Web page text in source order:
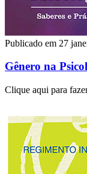
Publicado em 27
Gênero na
Clique aqui para